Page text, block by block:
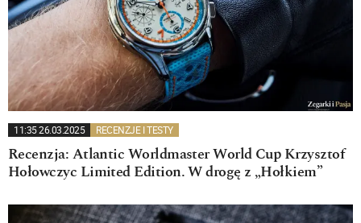
11:35 26.03.2025 RECENZJE I TESTY
Recenzja: Atlantic Worldmaster World Cup Krzysztof
Hołowczyc Limited Edition. W drogę z „Hołkiem”